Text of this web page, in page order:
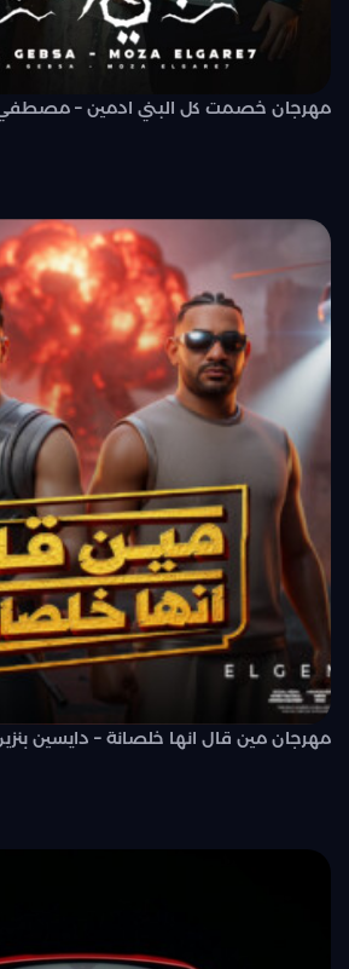
مهرجان خصمت كل البني ادمين –
مهرجان مين قال انها خلصانة – دايسين